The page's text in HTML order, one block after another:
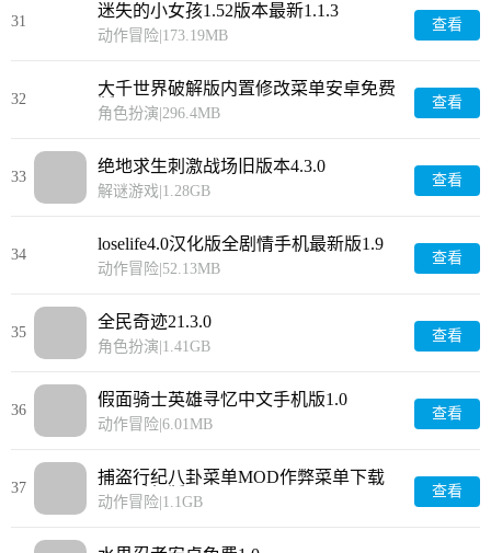
31
迷失的小女孩1.52版本最新1.1.3
动作冒险 173.19MB
查看
32
大千世界破解版内置修改菜单安卓免费
版9.012
角色扮演 296.4MB
查看
33
绝地求生刺激战场旧版本4.3.0
解谜游戏 1.28GB
查看
34
loselife4.0汉化版全剧情手机最新版1.9
动作冒险 52.13MB
查看
35
全民奇迹21.3.0
角色扮演 1.41GB
查看
36
假面骑士英雄寻忆中文手机版1.0
动作冒险 6.01MB
查看
37
捕盗行纪八卦菜单MOD作弊菜单下载
2025手机版1.1.1
动作冒险 1.1GB
查看